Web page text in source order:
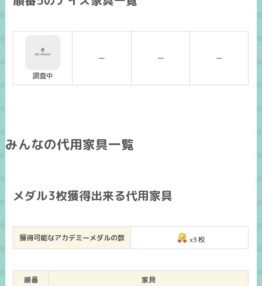
調査中
ー ー ー
みんなの代用家具一覧
メダル3枚獲得出来る代用家具
獲得可能なアカデミーメダルの数 x3枚
順番
家具